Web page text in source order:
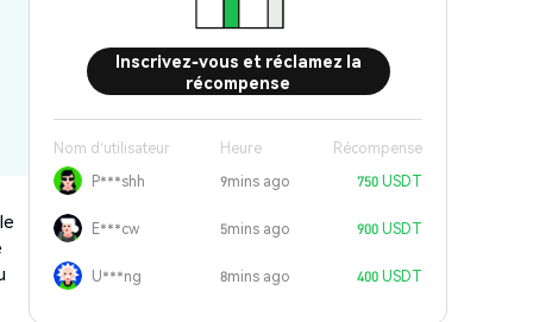
Inscrivez-vous et réclamez la
récompense
Nom d'utilisateur Heure
Récompense
P***shh
9mins ago 750 USDT
E***cw 5mins ago 900 USDT
U***ng 8mins ago 400 USDT